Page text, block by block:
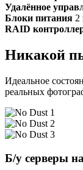
Удалённое
Блоки питания 2
RAID
Никакой
Идеальное
реальных
Б/у серверы